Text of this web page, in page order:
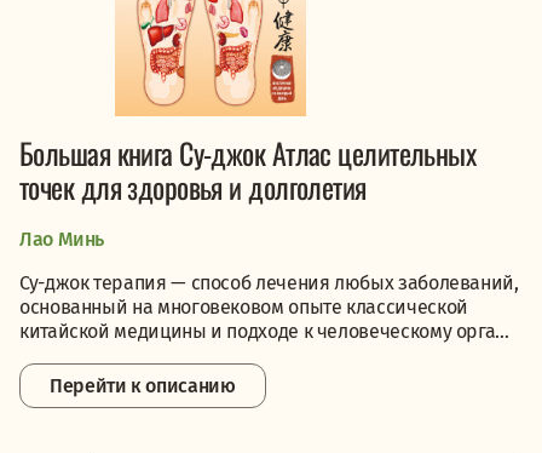
Большая книга Су-джок Атлас целительных
точек для здоровья и долголетия
Лао Минь
Су-джок терапия — способ лечения любых заболеваний,
основанный на многовековом опыте классической
китайской медицины и подходе к человеческому орга...
Перейти к описанию